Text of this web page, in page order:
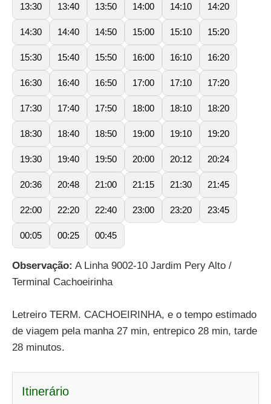
13:30 13:40 13:50 14:00 14:10 14:20
14:30 14:40 14:50 15:00 15:10 15:20
15:30 15:40 15:50 16:00 16:10 16:20
16:30 16:40 16:50 17:00 17:10 17:20
17:30 17:40 17:50 18:00 18:10 18:20
18:30 18:40 18:50 19:00 19:10 19:20
19:30 19:40 19:50 20:00 20:12 20:24
20:36 20:48 21:00 21:15 21:30 21:45
22:00 22:20 22:40 23:00 23:20 23:45
00:05 00:25 00:45
Observação: A Linha 9002-10 Jardim Pery Alto /
Terminal Cachoeirinha
Letreiro TERM. CACHOEIRINHA, e o tempo estimado
de viagem pela manha 27 min, entrepico 28 min, tarde
28 minutos.
Itinerário